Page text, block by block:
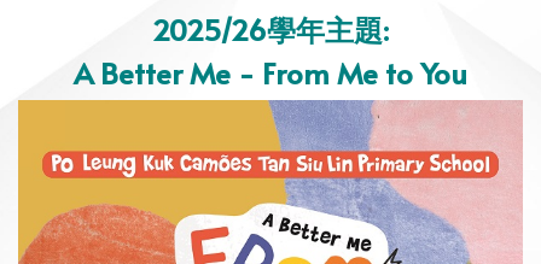
2025/26學年主題:
A Better Me - From Me to You